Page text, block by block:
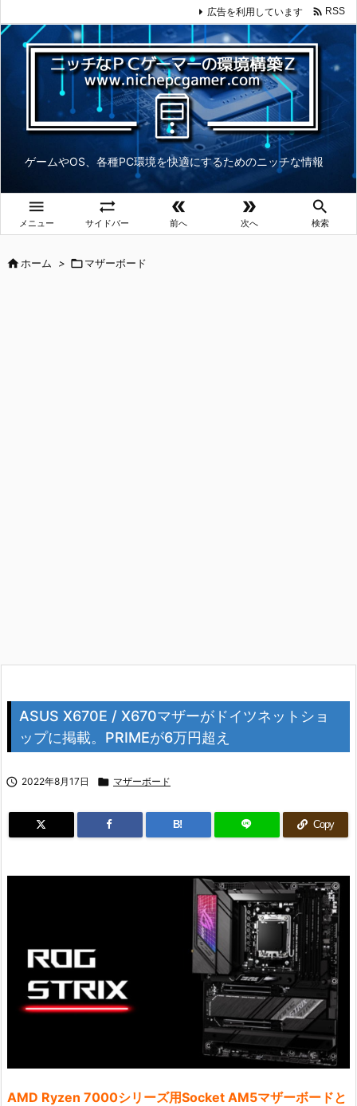
ゲームやOS、各種PC環境を快適にするためのニッチな情報

メニュー

サイドバー

前へ

次へ

検索
広告を利用しています  RSS
ホーム > マザーボード
ASUS X670E / X670マザーがドイツネットショ
ップに掲載。PRIMEが6万円超え
 2022年8月17日  マザーボード
B! Copy
AMD Ryzen 7000シリーズ用Socket AM5マザーボードと